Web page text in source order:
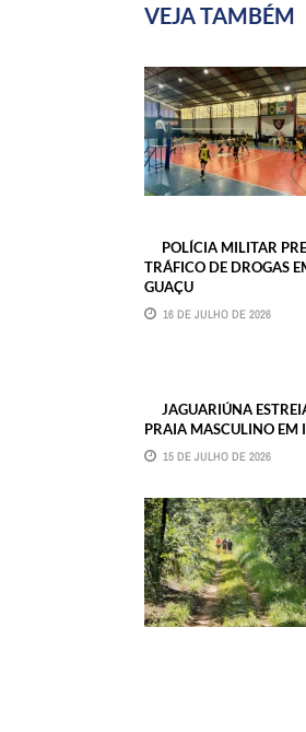
VEJA TAMBÉM
POLÍCIA MILITAR
TRÁFICO DE DROGAS
GUAÇU
16 DE JULHO DE 2026
JAGUARIÚNA
PRAIA MASCULINO EM
15 DE JULHO DE 2026